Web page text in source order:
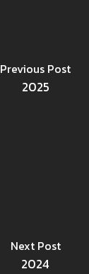
Previous Post
2025
Next Post
2024